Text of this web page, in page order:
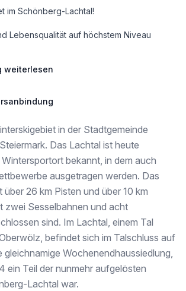
im Schönberg-Lachtal!
Lebensqualität auf höchstem Niveau
mit Zweitwohnsitz – ohne Vermietungspflicht!
sowie Paare
bzw. Anlageobjekt
Lage inmitten der Natur
praktischer Grundriss
- einziehen und wohlfühlen
weiterlesen
in der Stadtgemeinde
Das Lachtal ist heute
bekannt, in dem auch
ausgetragen werden. Das
26 km Pisten und über 10 km
zwei Sesselbahnen und acht
sind. Im Lachtal, einem Tal
befindet sich im Talschluss auf
gleichnamige Wochenendhaussiedlung,
ein Teil der nunmehr aufgelösten
Lachtal war.